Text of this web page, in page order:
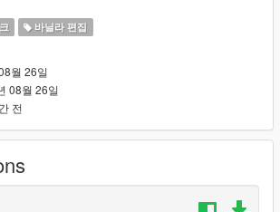
folder in
to the dlclist.xml
ask me for permission in order to
FiveM.Thank you.
바닐라 편집
월 26일
08월 26일
전